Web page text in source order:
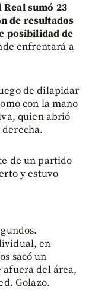
Real sumó 23
de resultados
posibilidad de
enfrentará a
de dilapidar
con la mano
quien abrió
de un partido
y estuvo
en
sacó un
del área,
Golazo.